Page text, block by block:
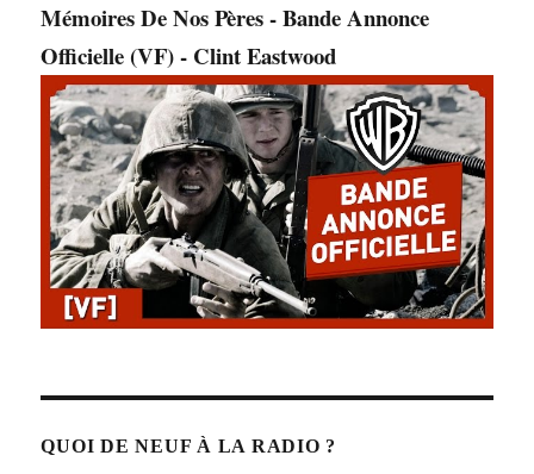
Mémoires De Nos Pères - Bande Annonce
Officielle (VF) - Clint Eastwood
QUOI DE NEUF À LA RADIO ?